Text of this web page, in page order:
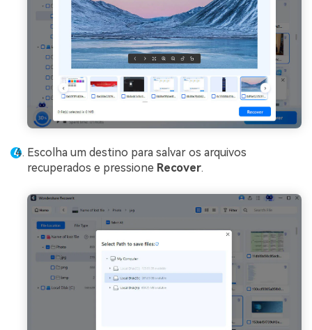
Escolha um destino para salvar os arquivos
recuperados e pressione Recover.